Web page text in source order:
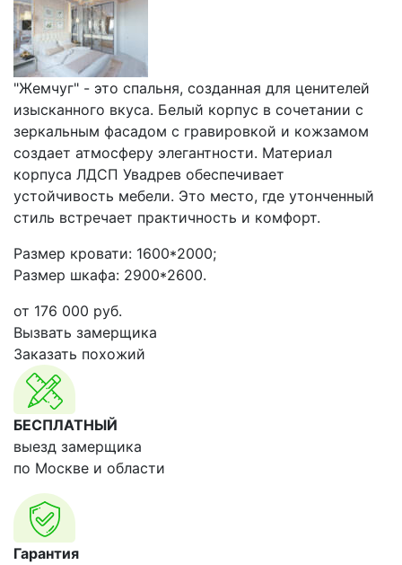
"Жемчуг" - это спальня, созданная для ценителей
изысканного вкуса. Белый корпус в сочетании с
зеркальным фасадом с гравировкой и кожзамом
создает атмосферу элегантности. Материал
корпуса ЛДСП Увадрев обеспечивает
устойчивость мебели. Это место, где утонченный
стиль встречает практичность и комфорт.
Размер кровати: 1600*2000;
Размер шкафа: 2900*2600.
от 176 000 руб.
Вызвать замерщика
Заказать похожий
БЕСПЛАТНЫЙ
выезд замерщика
по Москве и области
Гарантия